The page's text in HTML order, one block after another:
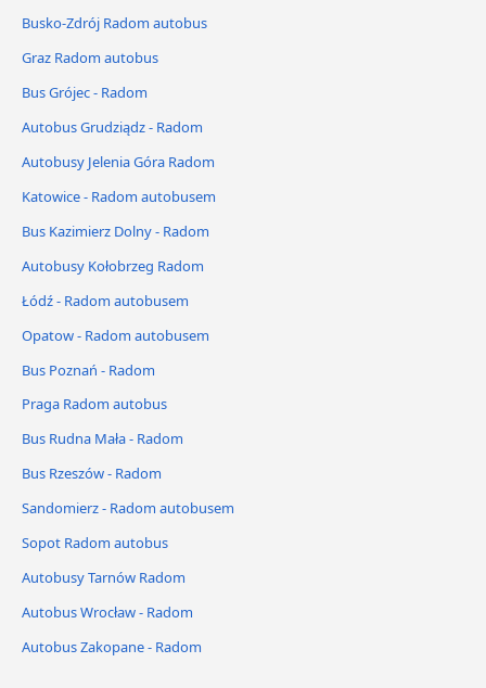
Busko-Zdrój Radom autobus
Graz Radom autobus
Bus Grójec - Radom
Autobus Grudziądz - Radom
Autobusy Jelenia Góra Radom
Katowice - Radom autobusem
Bus Kazimierz Dolny - Radom
Autobusy Kołobrzeg Radom
Łódź - Radom autobusem
Opatow - Radom autobusem
Bus Poznań - Radom
Praga Radom autobus
Bus Rudna Mała - Radom
Bus Rzeszów - Radom
Sandomierz - Radom autobusem
Sopot Radom autobus
Autobusy Tarnów Radom
Autobus Wrocław - Radom
Autobus Zakopane - Radom